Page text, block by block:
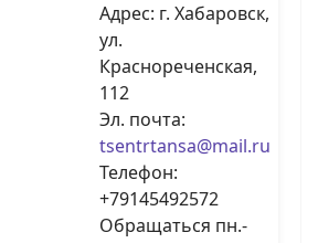
Адрес: г. Хабаровск,
ул.
Краснореченская,
112
Эл. почта:
tsentrtansa@mail.ru
Телефон:
+79145492572
Обращаться пн.-